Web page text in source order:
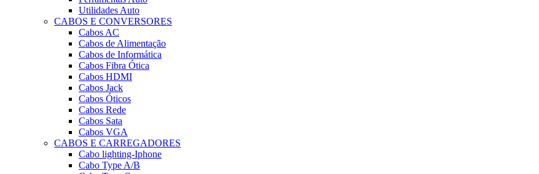
Utilidades Auto
CABOS E CONVERSORES
Cabos AC
Cabos de Alimentação
Cabos de Informática
Cabos Fibra Ótica
Cabos HDMI
Cabos Jack
Cabos Óticos
Cabos Rede
Cabos Sata
Cabos VGA
CABOS E CARREGADORES
Cabo lighting-Iphone
Cabo Type A/B